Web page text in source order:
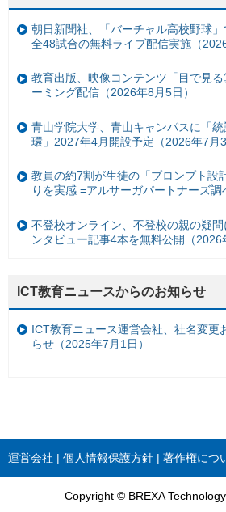
朝日新聞社、「バーチャル高校野球
全48試合の無料ライブ配信実施（
教育出版、映像コンテンツ「目で見
ーミング配信（2026年8月5日）
青山学院大学、青山キャンパスに「
環」2027年4月開設予定（2026年7月
教員の約7割が生徒の「プロンプト設
りを実感 =アルサーガパートナーズ調
不登校オンライン、不登校の親の疑
ンタビュー記事4本を無料公開（2026
ICT教育ニュースからのお知らせ
ICT教育ニュース運営会社、社名変更
らせ（2025年7月1日）
運営会社 個人情報保護方針 著作権につ
Copyright © BREXA